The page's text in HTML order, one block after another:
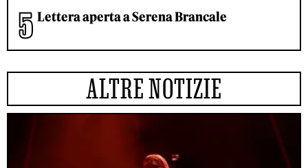
Lettera aperta a Serena Brancale
ALTRE NOTIZIE